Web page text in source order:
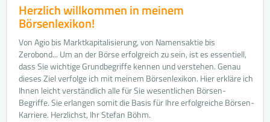
Herzlich willkommen in meinem
Börsenlexikon!
Von Agio bis Marktkapitalisierung, von Namensaktie bis
Zerobond... Um an der Börse erfolgreich zu sein, ist es essentiell,
dass Sie wichtige Grundbegriffe kennen und verstehen. Genau
dieses Ziel verfolge ich mit meinem Börsenlexikon. Hier erkläre ich
Ihnen leicht verständlich alle für Sie wesentlichen Börsen-
Begriffe. Sie erlangen somit die Basis für Ihre erfolgreiche Börsen-
Karriere. Herzlichst, Ihr Stefan Böhm.